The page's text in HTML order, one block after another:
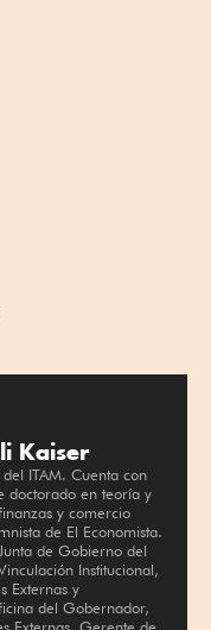
Kaiser
ITAM. Cuenta con
doctorado en teoría y
y comercio
de El Economista.
de Gobierno del
Institucional,
Externas y
del Gobernador,